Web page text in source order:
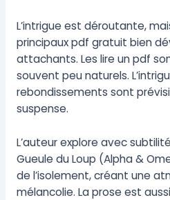
L’intrigue est déroutante,
principaux pdf gratuit bien
attachants. Les lire un pdf
souvent peu naturels.
rebondissements sont
suspense.
L’auteur explore avec
Gueule du Loup (Alpha &
de l’isolement, créant une
mélancolie. La prose est